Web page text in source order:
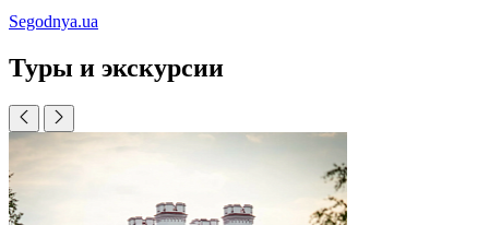
Segodnya.ua
Туры и экскурсии